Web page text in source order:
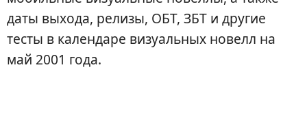
даты выхода, релизы, ОБТ, ЗБТ и другие
тесты в календаре визуальных новелл на
май 2001 года.